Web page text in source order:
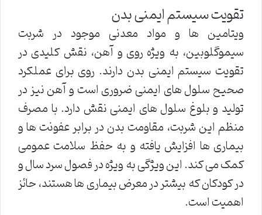
تقویت سیستم ایمنی بدن
ویتامین ها و مواد معدنی موجود در شربت
سیموگلوبین، به ویژه روی و آهن، نقش کلیدی در
تقویت سیستم ایمنی بدن دارند. روی برای عملکرد
صحیح سلول های ایمنی ضروری است و آهن نیز در
تولید و بلوغ سلول های ایمنی نقش دارد. با مصرف
منظم این شربت، مقاومت بدن در برابر عفونت ها و
بیماری ها افزایش یافته و به حفظ سلامت عمومی
کمک می کند. این ویژگی به ویژه در فصول سرد سال و
در کودکان که بیشتر در معرض بیماری ها هستند، حائز
اهمیت است.